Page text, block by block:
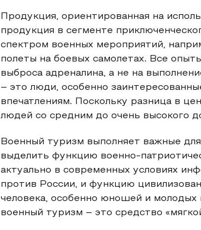
Продукция, ориентированная на
продукция в сегменте
спектром военных мероприятий,
полеты на боевых самолетах. Все
выброса адреналина, а не на
– это люди, особенно
впечатлениям. Поскольку разница в
людей со средним до очень высокого
Военный туризм выполняет важные
выделить функцию военно-
актуально в современных условиях
против России, и функцию
человека, особенно юношей и молодых
военный туризм – это средство